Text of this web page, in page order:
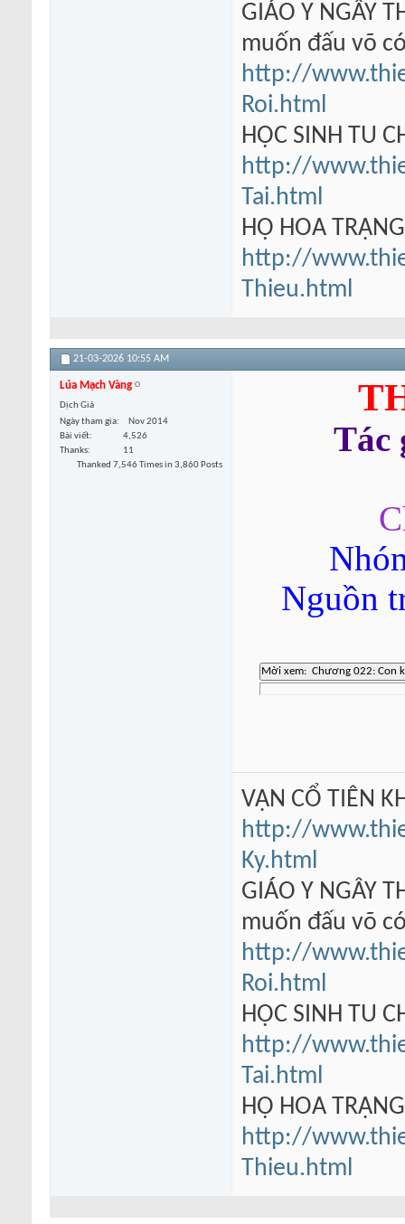
GIÁO Y NGÂY
muốn đấu võ
http://
Roi.html
HỌC SINH TU
http://
Tai.html
HỘ HOA
http://
Thieu.html
21-03-2026 10:55 AM
Lúa Mạch Vàng
Dịch Giả
Ngày tham gia
Nov 2014
Bài viết
4,526
Thanks
11
Thanked 7,546 Times in 3,860 Posts
Tác
Nguồn
VẠN CỔ TIÊN
http://
Ky.html
GIÁO Y NGÂY
muốn đấu võ
http://
Roi.html
HỌC SINH TU
http://
Tai.html
HỘ HOA
http://
Thieu.html